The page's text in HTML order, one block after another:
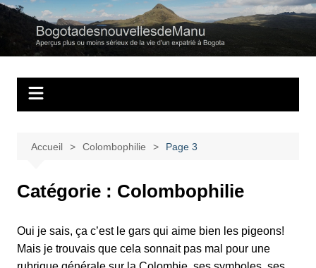
Aller
contenu
Regards personnels sur la vie d’expatrié à Bogota
Accueil Colombophilie Page 3
Catégorie : Colombophilie
Oui je sais, ça c’est le gars qui aime bien les pigeons!
Mais je trouvais que cela sonnait pas mal pour une